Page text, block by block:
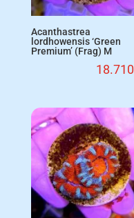
Acanthastrea
lordhowensis ‘Green
Premium’ (Frag) M
18.710